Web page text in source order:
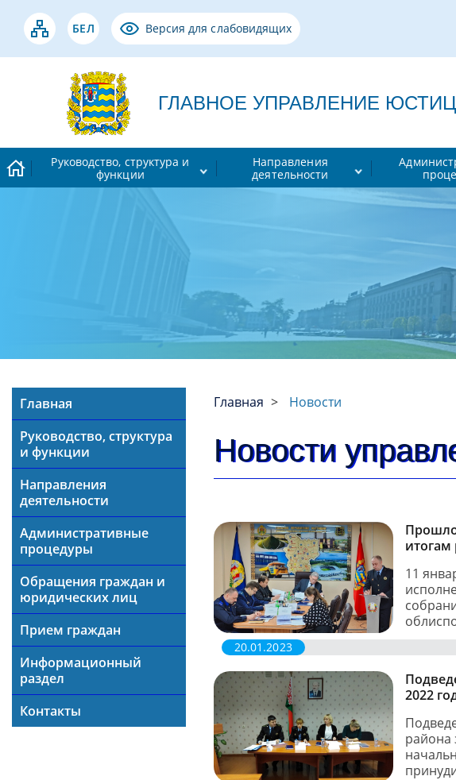
БЕЛ Версия для слабовидящих
ГЛАВНОЕ УПРАВЛЕНИЕ ЮСТИЦИИ
Руководство, структура и
функции
Направления
деятельности
Главная
Руководство, структура
и функции
Направления
деятельности
Административные
процедуры
Обращения граждан и
юридических лиц
Прием граждан
Информационный
раздел
Контакты
Главная Новости
Новости
Прошло
итогам
11
20.01.2023
2022
района